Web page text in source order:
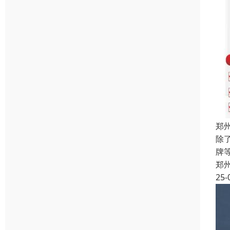
郑
除
牌
郑
25-